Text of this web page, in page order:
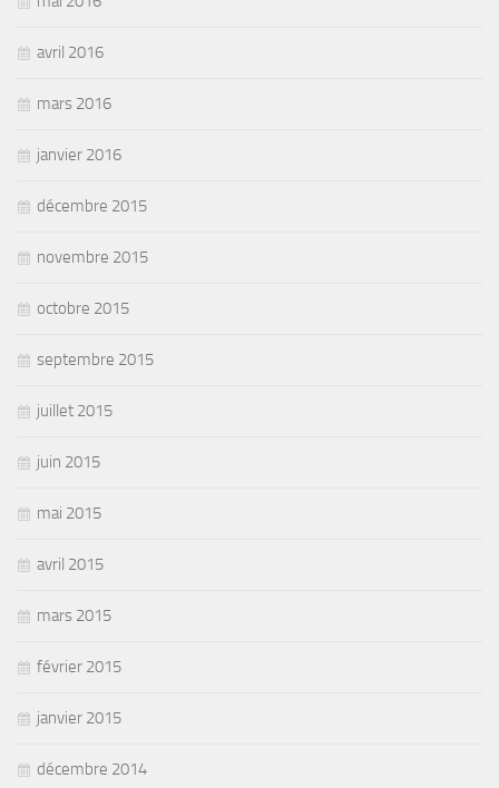
avril 2016
mars 2016
janvier 2016
décembre 2015
novembre 2015
octobre 2015
septembre 2015
juillet 2015
juin 2015
mai 2015
avril 2015
mars 2015
février 2015
janvier 2015
décembre 2014